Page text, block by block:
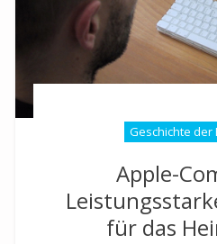
Geschichte der
Apple-
für das